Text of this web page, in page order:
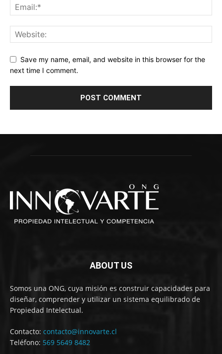
Save my name, email, and website in this browser for the
next time I comment.
ABOUT US
Somos una ONG, cuya misión es construir capacidades para
diseñar, comprender y utilizar un sistema equilibrado de
Propiedad Intelectual.
Contacto: contacto@innovarte.cl
Teléfono: 569 5649 8482